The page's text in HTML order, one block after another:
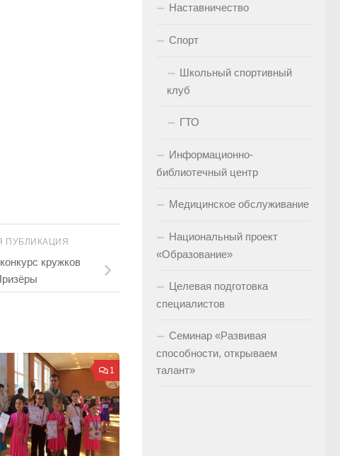
ПУБЛИКАЦИЯ
кружков
1
Наставничество
Спорт
Школьный спортивный
клуб
ГТО
Информационно-
библиотечный центр
Медицинское обслуживание
Национальный проект
«Образование»
Целевая подготовка
специалистов
Семинар «Развивая
способности, открываем
талант»